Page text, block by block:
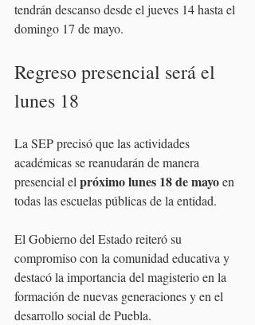
tendrán descanso desde el jueves 14 hasta el
domingo 17 de mayo.
Regreso presencial será el
lunes 18
La SEP precisó que las actividades
académicas se reanudarán de manera
presencial el próximo lunes 18 de mayo en
todas las escuelas públicas de la entidad.
El Gobierno del Estado reiteró su
compromiso con la comunidad educativa y
destacó la importancia del magisterio en la
formación de nuevas generaciones y en el
desarrollo social de Puebla.